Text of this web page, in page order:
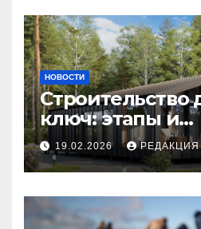
НОВОСТИ
Строительство
ключ: этапы и
планирование
19.02.2026 РЕДАКЦИЯ